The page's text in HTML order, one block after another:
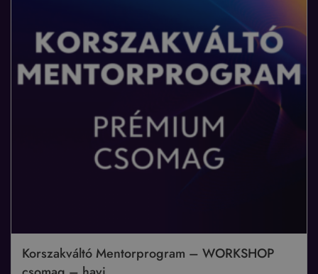
Korszakváltó Mentorprogram – WORKSHOP